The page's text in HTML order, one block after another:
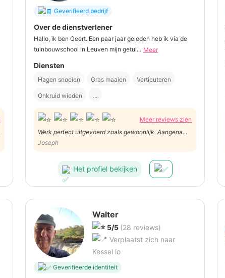
Geverifieerd bedrijf
Over de dienstverlener
Hallo, ik ben Geert. Een paar jaar geleden heb ik via de
tuinbouwschool in Leuven mijn getui... Meer
Diensten
Hagen snoeien Gras maaien Verticuteren
Onkruid wieden ...
Meer reviews zien
Werk perfect uitgevoerd zoals gewoonlijk. Aangename
werkrelatie.
Joseph
Het profiel bekijken
Walter
5/5 (28 reviews)
Verplaatst zich naar
Kessel lo
Geverifieerde identiteit